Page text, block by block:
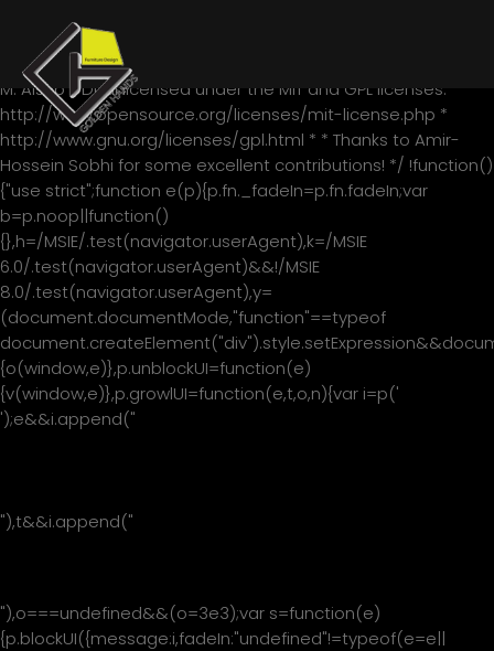
jQuery v1.7 or later * * Examples at:
http://malsup.com/jquery/block/ * Copyright (c) 2007-2013
M. Alsup * Dual licensed under the MIT and GPL licenses: *
http://www.opensource.org/licenses/mit-license.php *
http://www.gnu.org/licenses/gpl.html * * Thanks to Amir-
Hossein Sobhi for some excellent contributions! */ !function()
{"use strict";function e(p){p.fn._fadeIn=p.fn.fadeIn;var
b=p.noop||function()
{},h=/MSIE/.test(navigator.userAgent),k=/MSIE
6.0/.test(navigator.userAgent)&&!/MSIE
8.0/.test(navigator.userAgent),y=
(document.documentMode,"function"==typeof
{o(window,e)},p.unblockUI=function(e)
{v(window,e)},p.growlUI=function(e,t,o,n){var i=p('
');e&&i.append("
"),t&&i.append("
"),o===undefined&&(o=3e3);var s=function(e)
{p.blockUI({message:i,fadeIn:"undefined"!=typeof(e=e||